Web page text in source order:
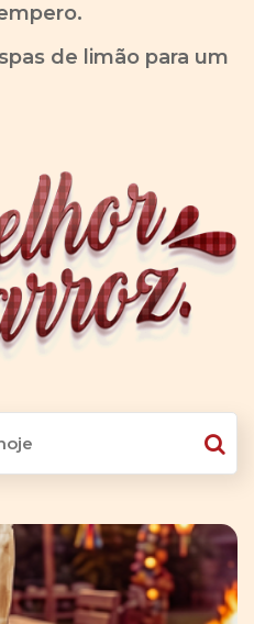
de limão para um